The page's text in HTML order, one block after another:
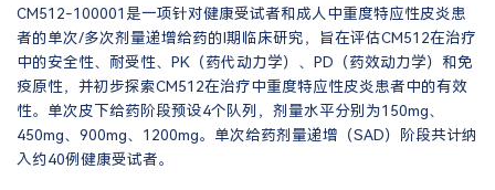
CM512-100001是一项针对健康受试者和成人中重度特应性皮炎患
者的单次/多次剂量递增给药的I期临床研究，旨在评估CM512在治疗
中的安全性、耐受性、PK（药代动力学）、PD（药效动力学）和免
疫原性，并初步探索CM512在治疗中重度特应性皮炎患者中的有效
性。单次皮下给药阶段预设4个队列，剂量水平分别为150mg、
450mg、900mg、1200mg。单次给药剂量递增（SAD）阶段共计纳
入约40例健康受试者。